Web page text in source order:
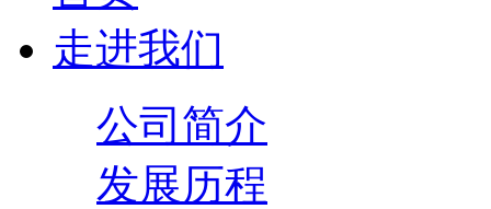
走进我们
公司简介
发展历程